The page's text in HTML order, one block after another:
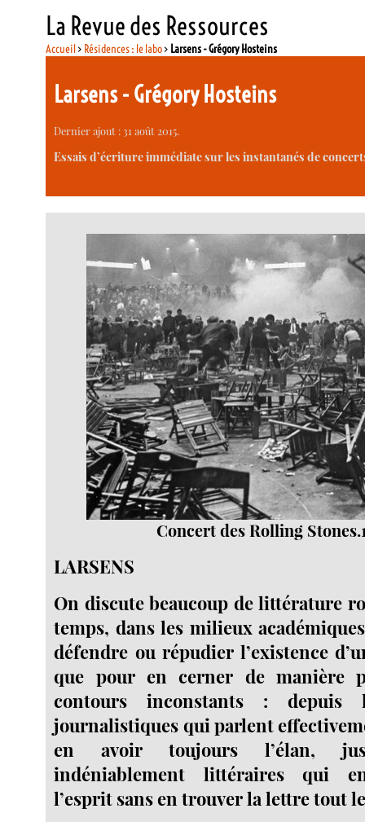
La Revue des Ressources
Accueil> Résidences : le labo> Larsens - Grégory Hosteins
Larsens - Grégory Hosteins
Dernier ajout : 31 août 2015.
Essais d’écriture immédiate sur les instantanés de
Concert des Rolling
LARSENS
On discute beaucoup de littérature
temps, dans les milieux
défendre ou répudier l’existence
que pour en cerner de manière
contours inconstants : depuis
journalistiques qui parlent
en avoir toujours l’élan,
indéniablement littéraires qui
l’esprit sans en trouver la lettre tout